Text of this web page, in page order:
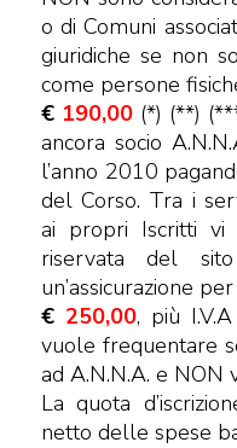
o di Comuni
giuridiche se non
come persone
€ 190,00(*) (**)
ancora socio
l’anno 2010
del Corso. Tra i
ai propri Iscritti vi
riservata del
un’assicurazione
€ 250,00, più
vuole frequentare
ad A.N.N.A. e NON
La quota
netto delle spese